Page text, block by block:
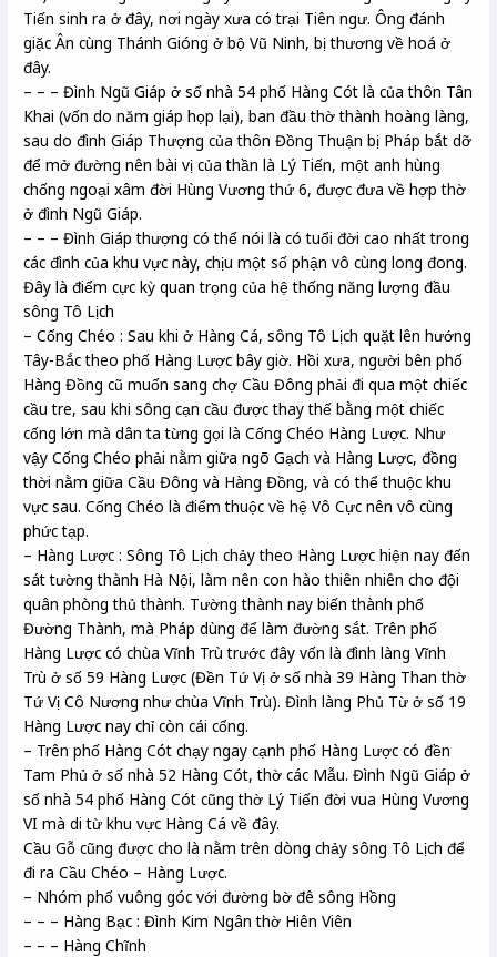
Tiến sinh ra ở đây, nơi ngày xưa có trại Tiên ngư. Ông đánh
giặc Ân cùng Thánh Gióng ở bộ Vũ Ninh, bị thương về hoá ở
đây.
– – – Đình Ngũ Giáp ở số nhà 54 phố Hàng Cót là của thôn Tân
Khai (vốn do năm giáp họp lại), ban đầu thờ thành hoàng làng,
sau do đình Giáp Thượng của thôn Đồng Thuận bị Pháp bắt dỡ
để mở đường nên bài vị của thần là Lý Tiến, một anh hùng
chống ngoại xâm đời Hùng Vương thứ 6, được đưa về hợp thờ
ở đình Ngũ Giáp.
– – – Đình Giáp thượng có thể nói là có tuổi đời cao nhất trong
các đình của khu vực này, chịu một số phận vô cùng long đong.
Đây là điểm cực kỳ quan trọng của hệ thống năng lượng đầu
sông Tô Lịch
– Cống Chéo : Sau khi ở Hàng Cá, sông Tô Lịch quặt lên hướng
Tây-Bắc theo phố Hàng Lược bây giờ. Hồi xưa, người bên phố
Hàng Đồng cũ muốn sang chợ Cầu Đông phải đi qua một chiếc
cầu tre, sau khi sông cạn cầu được thay thế bằng một chiếc
cống lớn mà dân ta từng gọi là Cống Chéo Hàng Lược. Như
vậy Cống Chéo phải nằm giữa ngõ Gạch và Hàng Lược, đồng
thời nằm giữa Cầu Đông và Hàng Đồng, và có thể thuộc khu
vực sau. Cống Chéo là điểm thuộc về hệ Vô Cực nên vô cùng
phức tạp.
– Hàng Lược : Sông Tô Lịch chảy theo Hàng Lược hiện nay đến
sát tường thành Hà Nội, làm nên con hào thiên nhiên cho đội
quân phòng thủ thành. Tường thành nay biến thành phố
Đường Thành, mà Pháp dùng để làm đường sắt. Trên phố
Hàng Lược có chùa Vĩnh Trù trước đây vốn là đình làng Vĩnh
Trù ở số 59 Hàng Lược (Đền Tứ Vị ở số nhà 39 Hàng Than thờ
Tứ Vị Cô Nương như chùa Vĩnh Trù). Đình làng Phủ Từ ở số 19
Hàng Lược nay chỉ còn cái cổng.
– Trên phố Hàng Cót chạy ngay cạnh phố Hàng Lược có đền
Tam Phủ ở số nhà 52 Hàng Cót, thờ các Mẫu. Đình Ngũ Giáp ở
số nhà 54 phố Hàng Cót cũng thờ Lý Tiến đời vua Hùng Vương
VI mà di từ khu vực Hàng Cá về đây.
Cầu Gỗ cũng được cho là nằm trên dòng chảy sông Tô Lịch để
đi ra Cầu Chéo – Hàng Lược.
– Nhóm phố vuông góc với đường bờ đê sông Hồng
– – – Hàng Bạc : Đình Kim Ngân thờ Hiên Viên
– – – Hàng Chĩnh